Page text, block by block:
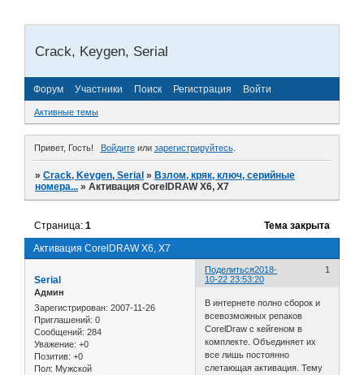
Crack, Keygen, Serial
Форум Участники Поиск Регистрация Войти
Активные темы
Привет, Гость! Войдитеили зарегистрируйтесь.
»Crack, Keygen, Serial »Взлом, кряк, ключ, серийные
номера... »Активация CorelDRAW X6, X7
Активация CorelDRAW X6, X7
Страница:1 Тема закрыта
Поделиться 1
2018-
10-22 23:53:20
Serial
Админ
Зарегистрирован: 2007-11-26
Приглашений: 0
Сообщений: 284
Уважение: +0
Позитив: +0
Пол: Мужской
В интернете полно сборок и
всевозможных репаков
CorelDraw с кейгеном в
комплекте. Объединяет их
все лишь постоянно
слетающая активация. Тему